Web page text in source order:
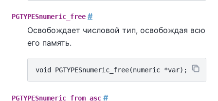
PGTYPESnumeric_free #
Освобождает числовой тип, освобождая всю
его память.
PGTYPESnumeric_from_asc #